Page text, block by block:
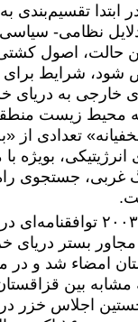
ابتدا تقسیم‌بندی
نظامی-
حالت، اصول
‌شود، شرایط برای
خارجی به دریای
محیط زیست منطقه
تعدادی
انرژیتیکی، بویژه
غربی، جستجوی
در ماه مه سال ۲٠٠٣
بستر دریای
امضاء شد و در
مشابه بین